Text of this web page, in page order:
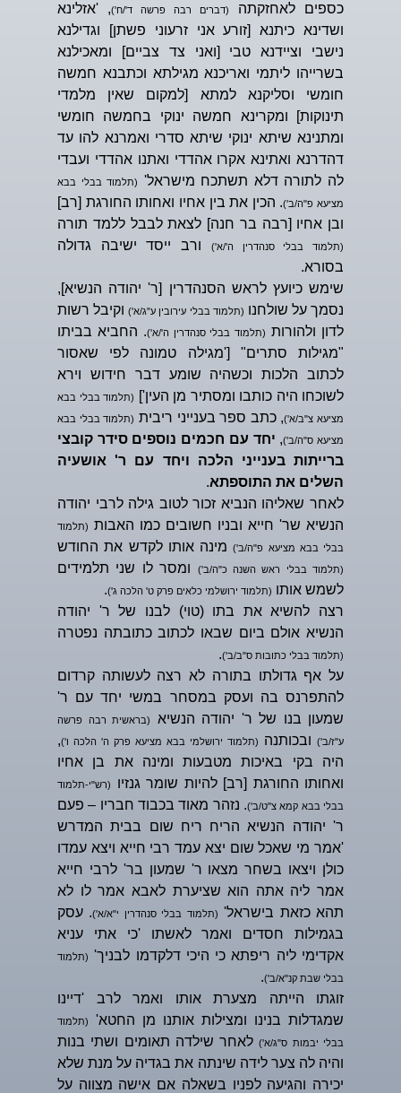
כספים לאחזקתה
(דברים רבה פרשה ד'/ח'), 'אזלינא
ושדינא כיתנא [זורע אני זרעוני פשתן] וגדילנא
נישבי וציידנא טבי [ואני צד צביים] ומאכילנא
בשרייהו ליתמי ואריכנא מגילתא וכתבנא חמשה
חומשי וסליקנא למתא [למקום שאין מלמדי
תינוקות] ומקרינא חמשה ינוקי בחמשה חומשי
ומתנינא שיתא ינוקי שיתא סדרי ואמרנא להו עד
דהדרנא ואתינא אקרו אהדדי ואתנו אהדדי ועבדי
לה לתורה דלא תשתכח מישראל'
(תלמוד בבלי בבא
מציעא פ"ה/ב'). הכין את בין אחיו ואחותו החורגת [רב]
ובן אחיו [רבה בר חנה] לצאת לבבל ללמד תורה
(תלמוד בבלי סנהדרין ה'/א')
ורב ייסד ישיבה גדולה
בסורא.
שימש כיועץ לראש הסנהדרין [ר' יהודה הנשיא],
נסמך על שולחנו (תלמוד בבלי עירובין ע"ג/א')וקיבל רשות
לדון ולהורות (תלמוד בבלי סנהדרין ה'/א'). החביא בביתו
"מגילות סתרים" ['מגילה טמונה לפי שאסור
לכתוב הלכות וכשהיה שומע דבר חידוש וירא
לשוכחו היה כותבו ומסתיר מן העין']
(תלמוד בבלי בבא
מציעא צ"ב/א'), כתב ספר בענייני ריבית (תלמוד בבלי בבא
מציעא ס"ה/ב'), יחד עם חכמים נוספים סידר קובצי
ברייתות בענייני הלכה ויחד עם ר' אושעיה
השלים את התוספתא.
לאחר שאליהו הנביא זכור לטוב גילה לרבי יהודה
הנשיא שר' חייא ובניו חשובים כמו האבות (תלמוד
בבלי בבא מציעא פ"ה/ב')מינה אותו לקדש את החודש
(תלמוד בבלי ראש השנה כ"ה/ב')
ומסר לו שני תלמידים
לשמש אותו (תלמוד ירושלמי כלאים פרק ט' הלכה ג').
רצה להשיא את בתו (טוי) לבנו של ר' יהודה
הנשיא אולם ביום שבאו לכתוב כתובתה נפטרה
(תלמוד בבלי כתובות ס"ב/ב').
על אף גדולתו בתורה לא רצה לעשותה קרדום
להתפרנס בה ועסק במסחר במשי יחד עם ר'
שמעון בנו של ר' יהודה הנשיא
(בראשית רבה פרשה
ע"ז/ב')ובכותנה (תלמוד ירושלמי בבא מציעא פרק ה' הלכה ו'),
היה בקי באיכות מטבעות ומינה את בן אחיו
ואחותו החורגת [רב] להיות שומר גנזיו
(רש"י-תלמוד
בבלי בבא קמא צ"ט/ב'). נזהר מאוד בכבוד חבריו – פעם
ר' יהודה הנשיא הריח ריח שום בבית המדרש
'אמר מי שאכל שום יצא עמד רבי חייא ויצא עמדו
כולן ויצאו בשחר מצאו ר' שמעון בר' לרבי חייא
אמר ליה אתה הוא שציערת לאבא אמר לו לא
תהא כזאת בישראל' (תלמוד בבלי סנהדרין י"א/א'). עסק
בגמילות חסדים ואמר לאשתו 'כי אתי עניא
אקדימי ליה ריפתא כי היכי דלקדמו לבניך' (תלמוד
בבלי שבת קנ"א/ב').
זוגתו הייתה מצערת אותו ואמר לרב 'דיינו
שמגדלות בנינו ומצילות אותנו מן החטא'
(תלמוד
בבלי יבמות ס"ג/א')לאחר שילדה תאומים ושתי בנות
והיה לה צער לידה שינתה את בגדיה על מנת שלא
יכירה והגיעה לפניו בשאלה אם אישה מצווה על